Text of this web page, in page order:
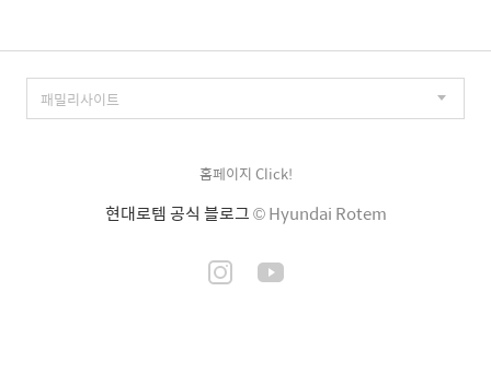
홈페이지 Click!
현대로템 공식 블로그© Hyundai Rotem